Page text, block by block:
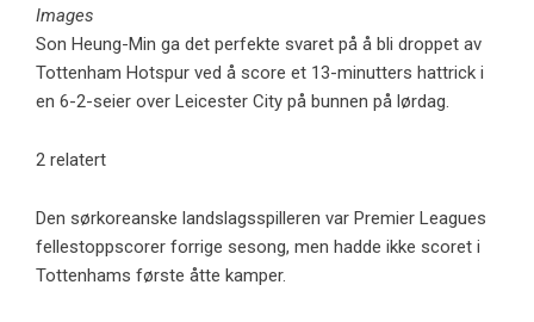
Images
Son Heung-Min ga det perfekte svaret på å bli droppet av
Tottenham Hotspur ved å score et 13-minutters hattrick i
en 6-2-seier over Leicester City på bunnen på lørdag.
2 relatert
Den sørkoreanske landslagsspilleren var Premier Leagues
fellestoppscorer forrige sesong, men hadde ikke scoret i
Tottenhams første åtte kamper.